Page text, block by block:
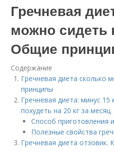
Гречневая
можно сидеть
Общие
Содержание
Гречневая диета сколько
принципы
Гречневая диета: минус
похудеть на 20 кг за месяц
Способ приготовления
Полезные свойства
Гречневая диета отзовик.